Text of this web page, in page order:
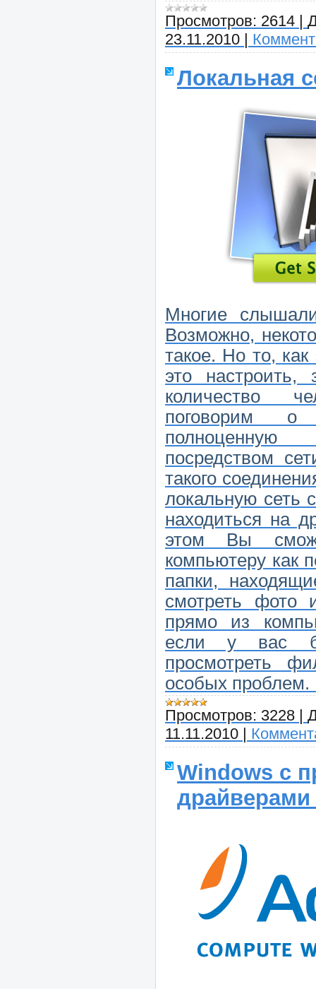
Просмотров: 2614
23.11.2010
Локальная
Многие
Возможно,
такое. Но то, как
это настроить,
количество
поговорим
посредством
такого
локальную сеть
находиться на
этом Вы
компьютеру как
папки,
смотреть фото
прямо из
если у вас
просмотреть
особых проблем.
Просмотров: 3228
11.11.2010
Windows с
драйверами